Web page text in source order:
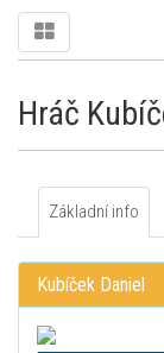
Hráč
Základní info
Kubíček Daniel